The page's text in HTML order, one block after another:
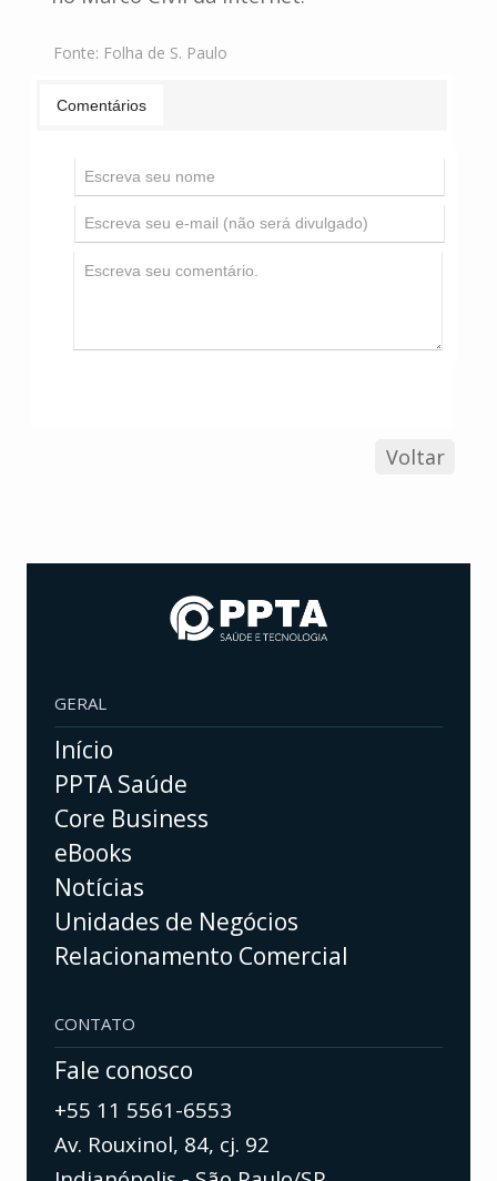
Fonte: Folha de S. Paulo
Comentários
Voltar
GERAL
Início
PPTA Saúde
Core Business
eBooks
Notícias
Unidades de Negócios
Relacionamento Comercial
CONTATO
Fale conosco
+55 11 5561-6553
Av. Rouxinol, 84, cj. 92